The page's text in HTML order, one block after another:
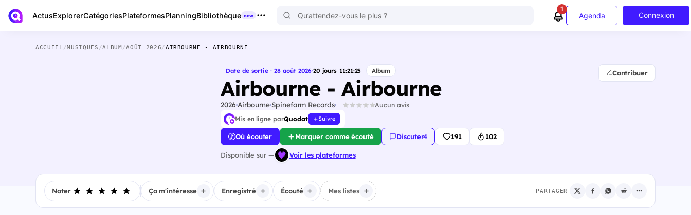
ActusExplorerCatégoriesPlateformesPlanningBibliothèque new
1
Agenda Connexion
ACCUEIL /MUSIQUES /ALBUM/AOÛT 2026/AIRBOURNE - AIRBOURNE
Date de sortie · 28 août 2026·20 jours 11:21:24 Album
Airbourne - Airbourne
2026 Airbourne Spinefarm Records Aucun avis
Mis en ligne parQuodat Suivre
Contribuer
Où écouter Marquer comme écouté Discuter·4 191 102
Disponible sur — Voir les plateformes
Noter Ça m'intéresse Enregistré Écouté Mes listes PARTAGER